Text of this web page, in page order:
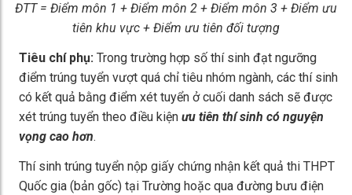
ĐTT = Điểm môn 1 + Điểm môn 2 + Điểm môn 3 + Điểm ưu
tiên khu vực + Điểm ưu tiên đối tượng
Tiêu chí phụ: Trong trường hợp số thí sinh đạt ngưỡng
điểm trúng tuyển vượt quá chỉ tiêu nhóm ngành, các thí sinh
có kết quả bằng điểm xét tuyển ở cuối danh sách sẽ được
xét trúng tuyển theo điều kiệnưu tiên thí sinh có nguyện
vọng cao hơn.
Thí sinh trúng tuyển nộp giấy chứng nhận kết quả thi THPT
Quốc gia (bản gốc) tại Trường hoặc qua đường bưu điện